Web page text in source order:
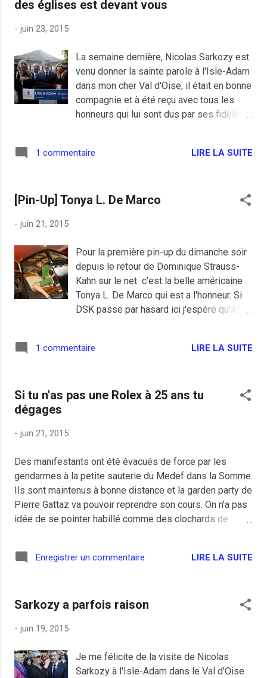
contre Taubira et l'abominable mariage
des églises est devant vous
- juin 23, 2015
La semaine dernière, Nicolas Sarkozy est
venu donner la sainte parole à l'Isle-Adam
dans mon cher Val d'Oise, il était en bonne
compagnie et à été reçu avec tous les
honneurs qui lui sont dus par ses fidèles
l'écouter le roi du show en vrai et par la
banlieue sinistrée par l'ISF. J'aurais pu
tellement de l’affichage sauvage des
cousins du Front National. Corto, inquiet
comme beaucoup de ses semblables par
l'invasion des sarrasins , devrait être
rassuré, la main de Dieu était tout
1 commentaire LIRE LA SUITE
[Pin-Up] Tonya L. De Marco
- juin 21, 2015
Pour la première pin-up du dimanche soir
depuis le retour de Dominique Strauss-
Kahn sur le net c'est la belle américaine
Tonya L. De Marco qui est a l'honneur. Si
DSK passe par hasard ici j'espère qu'il me
Photographe: Roy Varga
1 commentaire LIRE LA SUITE
Si tu n'as pas une Rolex à 25 ans tu
dégages
- juin 21, 2015
Des manifestants ont été évacués de force par les
gendarmes à la petite sauterie du Medef dans la Somme.
Ils sont maintenus à bonne distance et la garden party de
Pierre Gattaz va pouvoir reprendre son cours. On n'a pas
idée de se pointer habillé comme des clochards de
Enregistrer un commentaire LIRE LA SUITE
Sarkozy a parfois raison
- juin 19, 2015
Je me félicite de la visite de Nicolas
Sarkozy à l'Isle-Adam dans le Val d'Oise